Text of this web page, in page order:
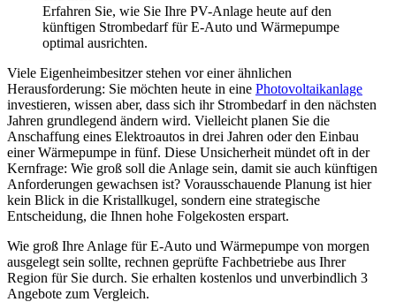
Erfahren Sie, wie Sie Ihre PV-Anlage heute auf den
künftigen Strombedarf für E-Auto und Wärmepumpe
optimal ausrichten.
Viele Eigenheimbesitzer stehen vor einer ähnlichen
Herausforderung: Sie möchten heute in eine Photovoltaikanlage
investieren, wissen aber, dass sich ihr Strombedarf in den nächsten
Jahren grundlegend ändern wird. Vielleicht planen Sie die
Anschaffung eines Elektroautos in drei Jahren oder den Einbau
einer Wärmepumpe in fünf. Diese Unsicherheit mündet oft in der
Kernfrage: Wie groß soll die Anlage sein, damit sie auch künftigen
Anforderungen gewachsen ist? Vorausschauende Planung ist hier
kein Blick in die Kristallkugel, sondern eine strategische
Entscheidung, die Ihnen hohe Folgekosten erspart.
Wie groß Ihre Anlage für E-Auto und Wärmepumpe von morgen
ausgelegt sein sollte, rechnen geprüfte Fachbetriebe aus Ihrer
Region für Sie durch. Sie erhalten kostenlos und unverbindlich 3
Angebote zum Vergleich.